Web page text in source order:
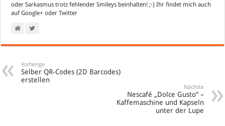
oder Sarkasmus trotz fehlender Smileys beinhalten! ;-) Ihr findet mich auch
aufGoogle+ oderTwitter
Vorherige
Selber QR-Codes (2D Barcodes)
erstellen
Nächste
Nescafé „Dolce Gusto“ –
Kaffemaschine und Kapseln
unter der Lupe